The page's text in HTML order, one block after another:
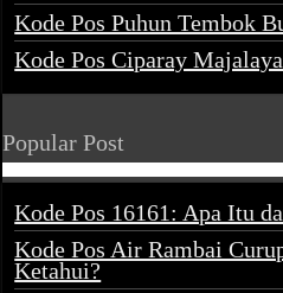
Kode Pos Puhun Tembok
Kode Pos Ciparay
Popular Post
Kode Pos 16161: Apa Itu
Kode Pos Air Rambai
Ketahui?